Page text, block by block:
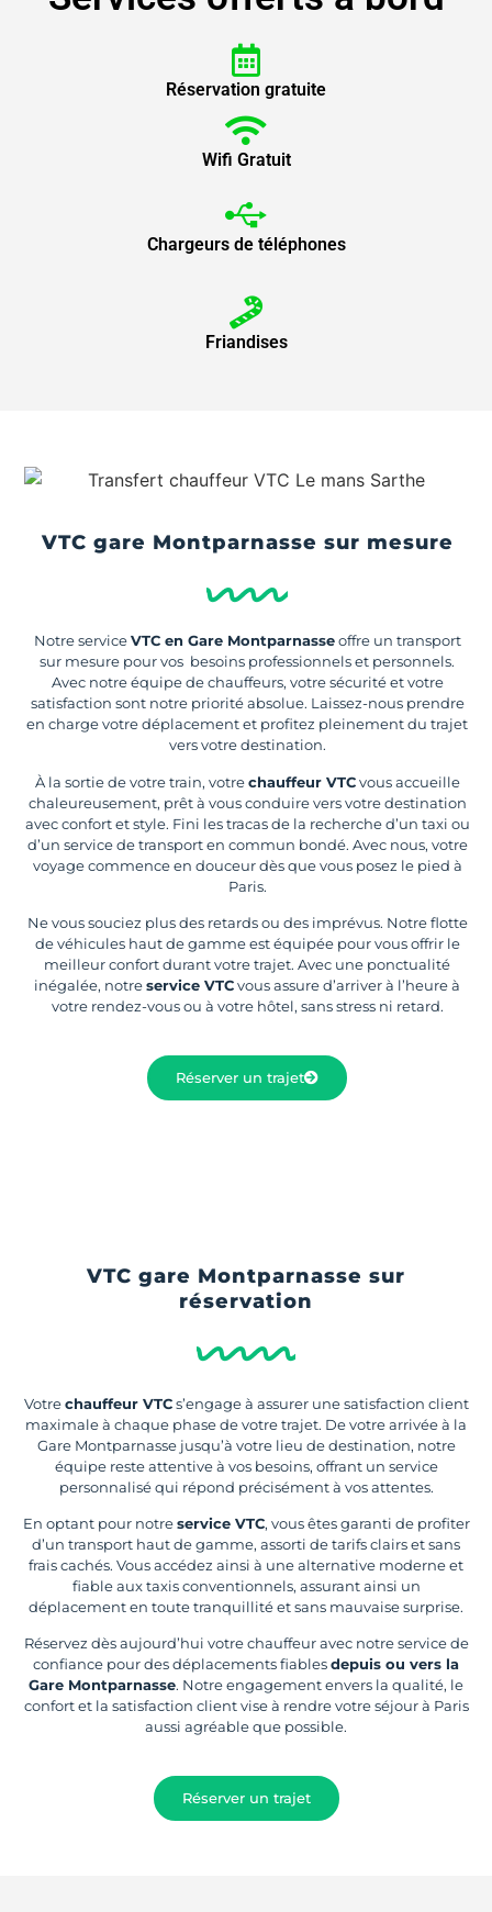
Réservation gratuite
Wifi Gratuit
Chargeurs de téléphones
Friandises
VTC gare Montparnasse sur mesure
Notre serviceVTC en Gare Montparnasseoffre un transport
sur mesure pour vos besoins professionnels et personnels.
Avec notre équipe de chauffeurs, votre sécurité et votre
satisfaction sont notre priorité absolue. Laissez-nous prendre
en charge votre déplacement et profitez pleinement du trajet
vers votre destination.
À la sortie de votre train, votrechauffeur VTCvous accueille
chaleureusement, prêt à vous conduire vers votre destination
avec confort et style. Fini les tracas de la recherche d’un taxi ou
d’un service de transport en commun bondé. Avec nous, votre
voyage commence en douceur dès que vous posez le pied à
Paris.
Ne vous souciez plus des retards ou des imprévus. Notre flotte
de véhicules haut de gamme est équipée pour vous offrir le
meilleur confort durant votre trajet. Avec une ponctualité
inégalée, notreservice VTCvous assure d’arriver à l’heure à
votre rendez-vous ou à votre hôtel, sans stress ni retard.
Réserver un trajet
VTC gare Montparnasse sur
réservation
Votrechauffeur VTCs’engage à assurer une satisfaction client
maximale à chaque phase de votre trajet. De votre arrivée à la
Gare Montparnasse jusqu’à votre lieu de destination, notre
équipe reste attentive à vos besoins, offrant un service
personnalisé qui répond précisément à vos attentes.
En optant pour notreservice VTC, vous êtes garanti de profiter
d’un transport haut de gamme, assorti de tarifs clairs et sans
frais cachés. Vous accédez ainsi à une alternative moderne et
fiable aux taxis conventionnels, assurant ainsi un
déplacement en toute tranquillité et sans mauvaise surprise.
Réservez dès aujourd’hui votre chauffeur avec notre service de
confiance pour des déplacements fiablesdepuis ou vers la
Gare Montparnasse. Notre engagement envers la qualité, le
confort et la satisfaction client vise à rendre votre séjour à Paris
aussi agréable que possible.
Réserver un trajet